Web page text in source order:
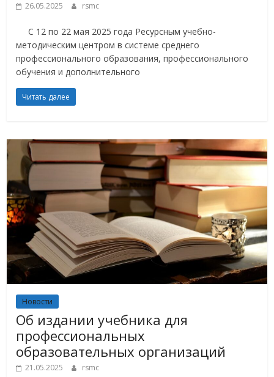
26.05.2025 rsmc
С 12 по 22 мая 2025 года Ресурсным учебно-
методическим центром в системе среднего
профессионального образования, профессионального
обучения и дополнительного
Читать далее
Новости
Об издании учебника для
профессиональных
образовательных организаций
21.05.2025 rsmc